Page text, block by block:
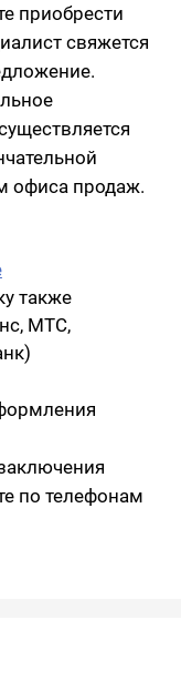
приобрести
свяжется
офиса продаж.
также
МТС,
по телефонам